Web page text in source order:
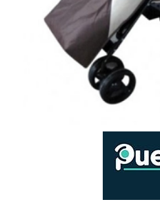
Odeća i obuća
Igračke za bebe i decu